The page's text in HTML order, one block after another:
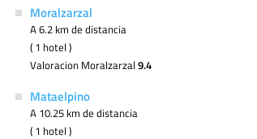
Moralzarzal
A 6.2 km de distancia
( 1 hotel )
Valoracion Moralzarzal 9.4
Mataelpino
A 10.25 km de distancia
( 1 hotel )